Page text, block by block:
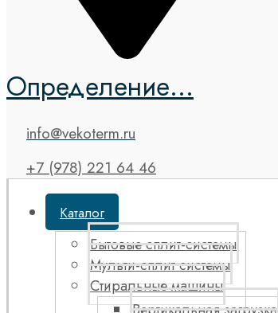
Определение...
info@vekoterm.ru
+7 (978) 221 64 46
Каталог
Бытовые сплит-системы
Мульти-сплит системы
Стиральные машины